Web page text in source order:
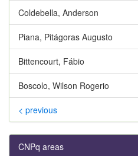
Coldebella, Anderson
Piana, Pitágoras Augusto
Bittencourt, Fábio
Boscolo, Wilson Rogerio
< previous
CNPq areas